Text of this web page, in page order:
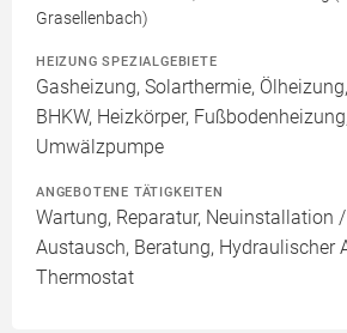
Grasellenbach)
HEIZUNG SPEZIALGEBIETE
Gasheizung, Solarthermie,
BHKW, Heizkörper,
Umwälzpumpe
ANGEBOTENE TÄTIGKEITEN
Wartung, Reparatur, Neuinstallation
Austausch, Beratung, Hydraulischer
Thermostat